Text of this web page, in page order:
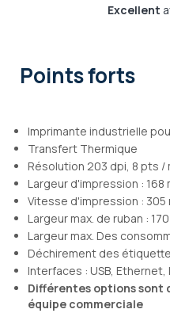
Excellent
Points forts
Imprimante industrielle
Transfert Thermique
Résolution 203 dpi, 8 pts /
Largeur d'impression : 168
Vitesse d'impression : 305
Largeur max. de ruban :
Largeur max. Des
Déchirement des
Interfaces : USB, Ethernet,
Différentes options
équipe commerciale